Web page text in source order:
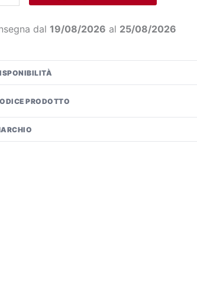
97>01/08)
dal 19/08/2026 al 25/08/2026
PRODOTTO